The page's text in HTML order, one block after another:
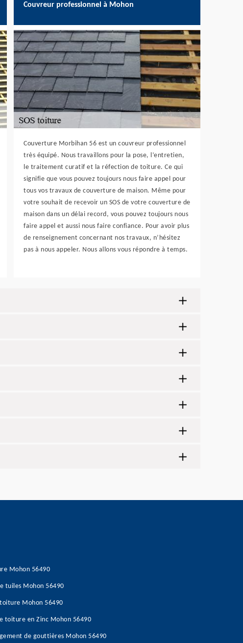
Couvreur professionnel à Mohon
Couverture Morbihan 56 est un couvreur professionnel
très équipé. Nous travaillons pour la pose, l’entretien,
le traitement curatif et la réfection de toiture. Ce qui
signifie que vous pouvez toujours nous faire appel pour
tous vos travaux de couverture de maison. Même pour
votre souhait de recevoir un SOS de votre couverture de
maison dans un délai record, vous pouvez toujours nous
faire appel et aussi nous faire confiance. Pour avoir plus
de renseignement concernant nos travaux, n’hésitez
pas à nous appeler. Nous allons vous répondre à temps.
Mohon 56490
tuiles Mohon 56490
Mohon 56490
toiture en Zinc Mohon 56490
de gouttières Mohon 56490